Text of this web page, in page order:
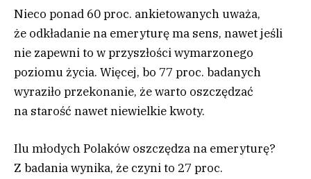
Nieco ponad 60 proc. ankietowanych uważa,
że odkładanie na emeryturę ma sens, nawet jeśli
nie zapewni to w przyszłości wymarzonego
poziomu życia. Więcej, bo 77 proc. badanych
wyraziło przekonanie, że warto oszczędzać
na starość nawet niewielkie kwoty.
Ilu młodych Polaków oszczędza na emeryturę?
Z badania wynika, że czyni to 27 proc.